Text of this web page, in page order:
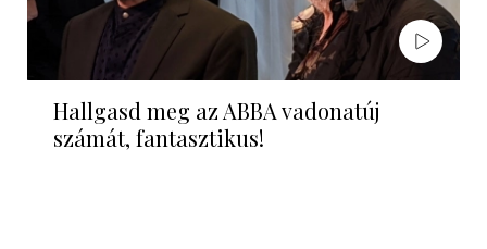
Hallgasd meg az ABBA vadonatúj
számát, fantasztikus!